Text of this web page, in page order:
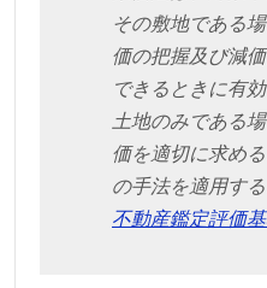
その敷地である
価の把握及び減
できるときに有
土地のみである
価を適切に求め
の手法を適用する
不動産鑑定評価